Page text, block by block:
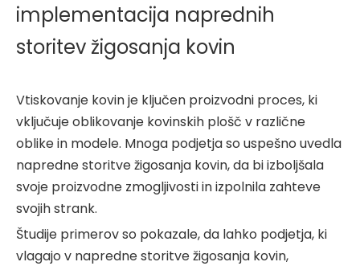
implementacija naprednih
storitev žigosanja kovin
Vtiskovanje kovin je ključen proizvodni proces, ki
vključuje oblikovanje kovinskih plošč v različne
oblike in modele. Mnoga podjetja so uspešno uvedla
napredne storitve žigosanja kovin, da bi izboljšala
svoje proizvodne zmogljivosti in izpolnila zahteve
svojih strank.
Študije primerov so pokazale, da lahko podjetja, ki
vlagajo v napredne storitve žigosanja kovin,